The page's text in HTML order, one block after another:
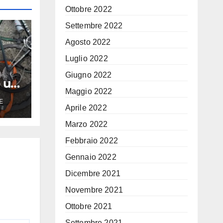
un
il
Ottobre 2022
Settembre 2022
Agosto 2022
Luglio 2022
Giugno 2022
Maggio 2022
Aprile 2022
Marzo 2022
Febbraio 2022
Gennaio 2022
Dicembre 2021
Novembre 2021
Ottobre 2021